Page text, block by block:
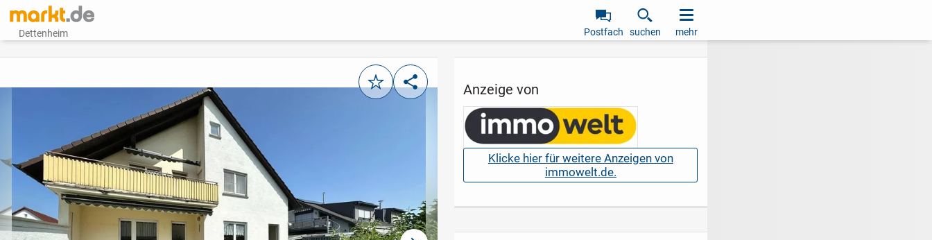
Dettenheim Postfach suchen mehr
MerkenTeilen Anzeige von
Klicke hier für weitere Anzeigen von
immowelt.de.